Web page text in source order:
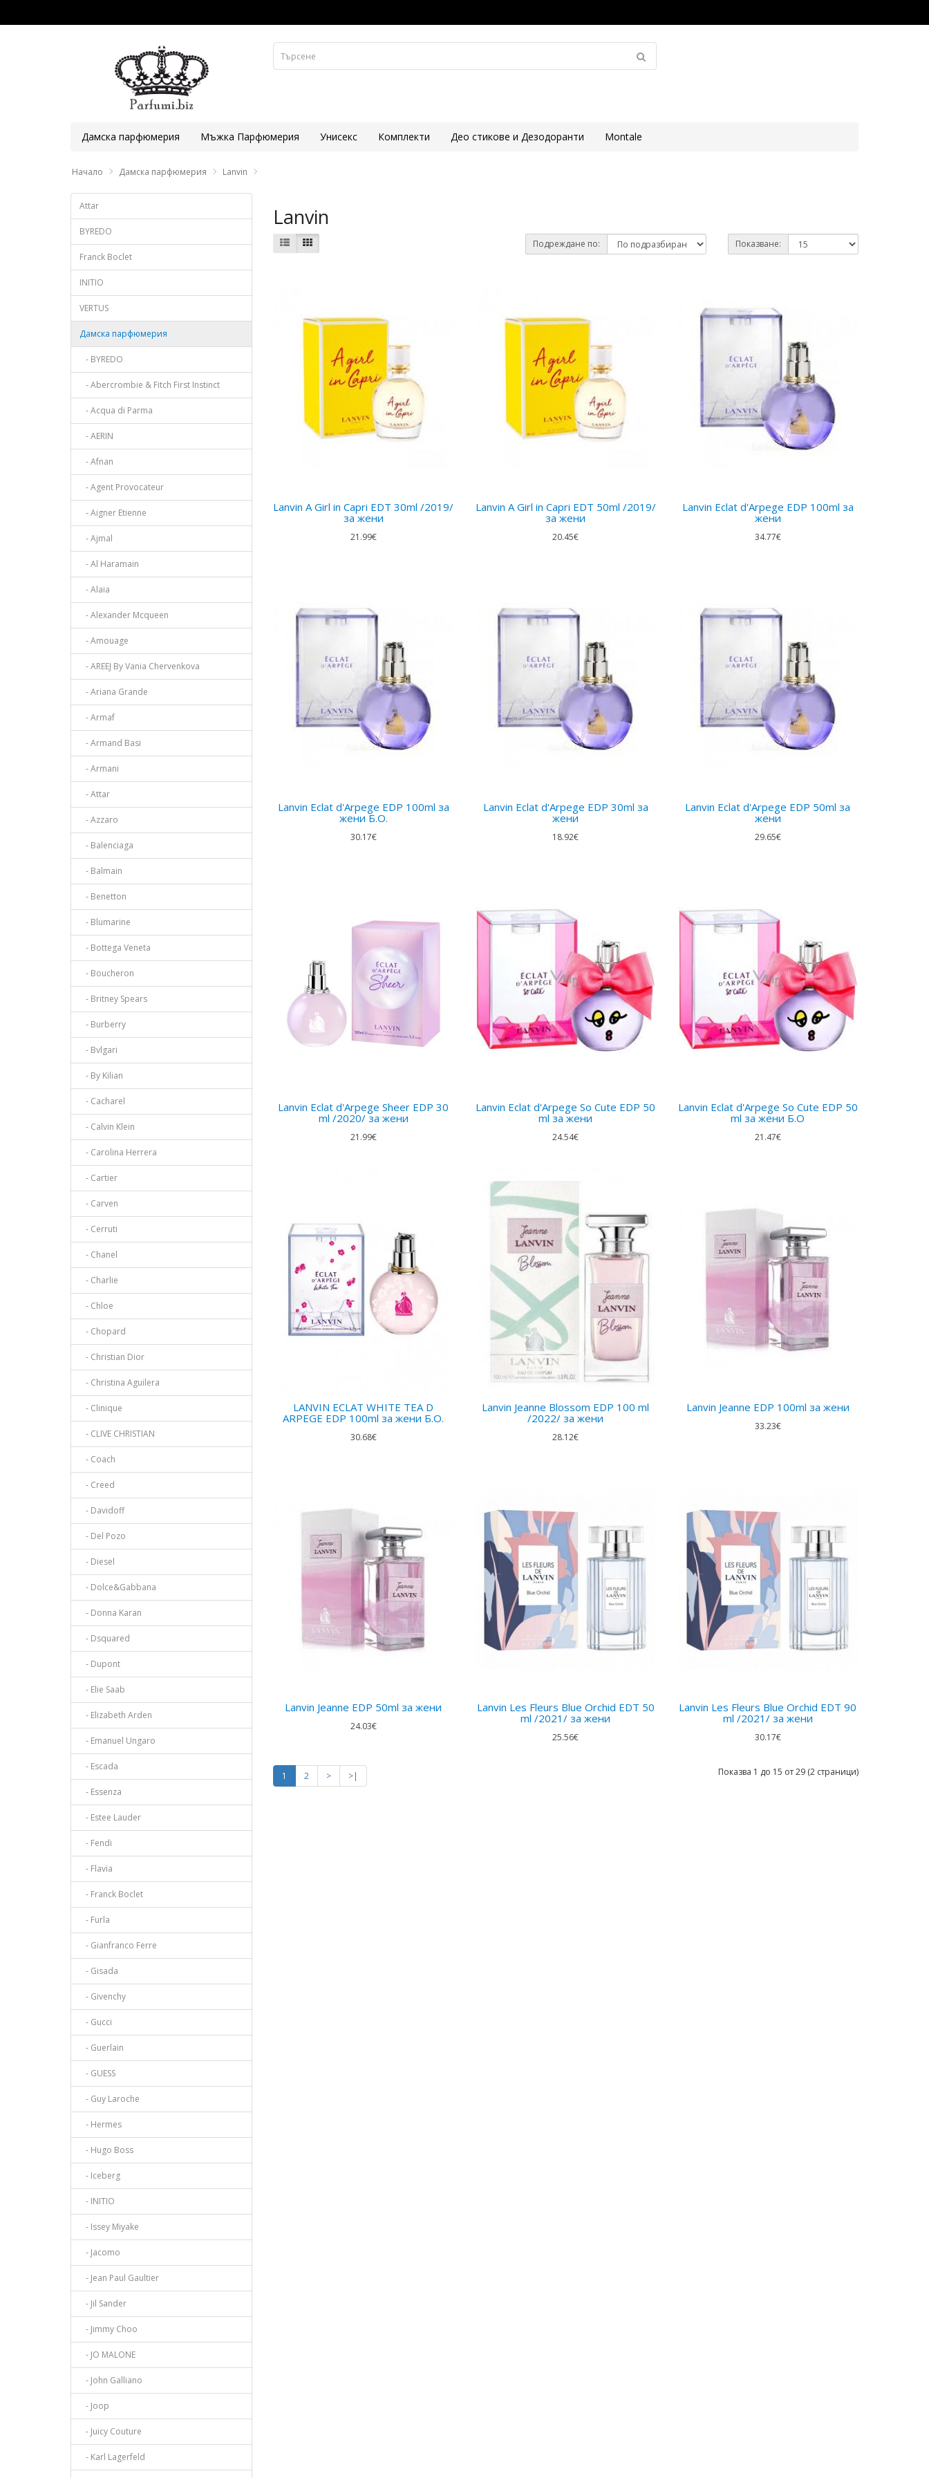
Дамска парфюмерия Мъжка Парфюмерия Унисекс Комплекти Део стикове и Дезодоранти Montale
Начало Дамска парфюмерия Lanvin
Attar
BYREDO
Franck Boclet
INITIO
VERTUS
Дамска парфюмерия
- BYREDO
- Abercrombie & Fitch First Instinct
- Acqua di Parma
- AERIN
- Afnan
- Agent Provocateur
- Aigner Etienne
- Ajmal
- Al Haramain
- Alaia
- Alexander Mcqueen
- Amouage
- AREEJ By Vania Chervenkova
- Ariana Grande
- Armaf
- Armand Basi
- Armani
- Attar
- Azzaro
- Balenciaga
- Balmain
- Benetton
- Blumarine
- Bottega Veneta
- Boucheron
- Britney Spears
- Burberry
- Bvlgari
- By Kilian
- Cacharel
- Calvin Klein
- Carolina Herrera
- Cartier
- Carven
- Cerruti
- Chanel
- Charlie
- Chloe
- Chopard
- Christian Dior
- Christina Aguilera
- Clinique
- CLIVE CHRISTIAN
- Coach
- Creed
- Davidoff
- Del Pozo
- Diesel
- Dolce&Gabbana
- Donna Karan
- Dsquared
- Dupont
- Elie Saab
- Elizabeth Arden
- Emanuel Ungaro
- Escada
- Essenza
- Estee Lauder
- Fendi
- Flavia
- Franck Boclet
- Furla
- Gianfranco Ferre
- Gisada
- Givenchy
- Gucci
- Guerlain
- GUESS
- Guy Laroche
- Hermes
- Hugo Boss
- Iceberg
- INITIO
- Issey Miyake
- Jacomo
- Jean Paul Gaultier
- Jil Sander
- Jimmy Choo
- JO MALONE
- John Galliano
- Joop
- Juicy Couture
- Karl Lagerfeld
Lanvin
Подреждане по: Показване:
Lanvin A Girl in Capri EDT 30ml /2019/
за жени
21.99€
Lanvin A Girl in Capri EDT 50ml /2019/
за жени
20.45€
Lanvin Eclat d'Arpege EDP 100ml за
жени
34.77€
Lanvin Eclat d'Arpege EDP 100ml за
жени Б.О.
30.17€
Lanvin Eclat d'Arpege EDP 30ml за
жени
18.92€
Lanvin Eclat d'Arpege EDP 50ml за
жени
29.65€
Lanvin Eclat d'Arpege Sheer EDP 30
ml /2020/ за жени
21.99€
Lanvin Eclat d'Arpege So Cute EDP 50
ml за жени
24.54€
Lanvin Eclat d'Arpege So Cute EDP 50
ml за жени Б.О
21.47€
LANVIN ECLAT WHITE TEA D
ARPEGE EDP 100ml за жени Б.О.
30.68€
Lanvin Jeanne Blossom EDP 100 ml
/2022/ за жени
28.12€
Lanvin Jeanne EDP 100ml за жени
33.23€
Lanvin Jeanne EDP 50ml за жени
24.03€
Lanvin Les Fleurs Blue Orchid EDT 50
ml /2021/ за жени
25.56€
Lanvin Les Fleurs Blue Orchid EDT 90
ml /2021/ за жени
30.17€
1 2 > >| Показва 1 до 15 от 29 (2 страници)